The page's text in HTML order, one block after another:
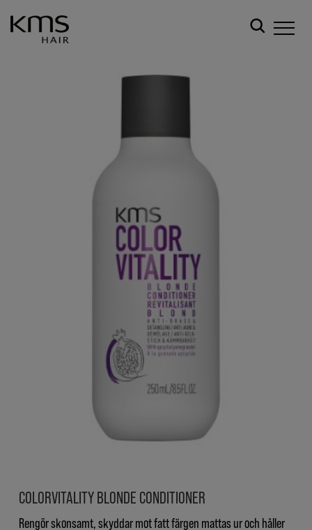
COLORVITALITY BLONDE CONDITIONER
Rengör skonsamt, skyddar mot fatt färgen mattas ur och håller